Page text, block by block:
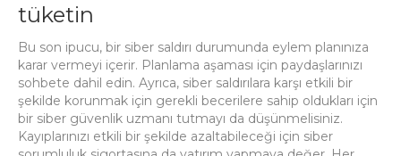
tüketin
Bu son ipucu, bir siber saldırı durumunda eylem planınıza
karar vermeyi içerir. Planlama aşaması için paydaşlarınızı
sohbete dahil edin. Ayrıca, siber saldırılara karşı etkili bir
şekilde korunmak için gerekli becerilere sahip oldukları için
bir siber güvenlik uzmanı tutmayı da düşünmelisiniz.
Kayıplarınızı etkili bir şekilde azaltabileceği için siber